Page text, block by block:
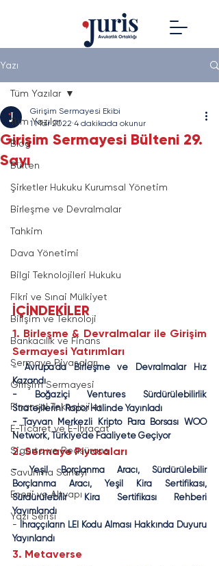
Yazı
Tüm Yazılar
Blog
Bülten
Şirketler Hukuku Kurumsal Yönetim
Birleşme ve Devralmalar
Tahkim
Dava Yönetimi
Bilgi Teknolojileri Hukuku
Fikri ve Sınai Mülkiyet
Bilişim ve Teknoloji
Bankacılık ve Finans
Sermaye Piyasaları
Girişim Sermayesi
Finansal Teknolojiler
E-Ticaret ve E-İhracat
Sigorta ve Reasürans
Savunma Sanayi
Enerji ve Altyapı
Yazı Serisi
Tüm Yazılar
Girişim Sermayesi Bülteni 29.
Sayı
Girişim Sermayesi Ekibi
1 Mar 2022 4 dakikada okunur
İÇİNDEKİLER
1. Birleşme & Devralmalar ile Girişim
Sermayesi Yatırımları
- Avrupa’da Birleşme ve Devralmalar Hız
Kazandı
- Boğaziçi Ventures Sürdürülebilirlik
Stratejilerini Rapor Halinde Yayınladı
- Tayvan Merkezli Kripto Para Borsası WOO
Network, Türkiye’de Faaliyete Geçiyor
2. Sermaye Piyasaları
- Yeşil Borçlanma Aracı, Sürdürülebilir
Borçlanma Aracı, Yeşil Kira Sertifikası,
Sürdürülebilir Kira Sertifikası Rehberi
Yayımlandı
- İhraççıların LEI Kodu Alması Hakkında Duyuru
Yayınlandı
3. Metaverse